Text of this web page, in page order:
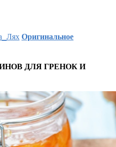
Оригинальное
ДЛЯ ГРЕНОК И